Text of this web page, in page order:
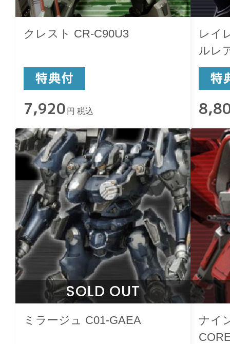
クレスト CR-C90U3
7,920 円 税込
レイ
ルレ
SOLD OUT
ミラージュ C01-GAEA
ナイ